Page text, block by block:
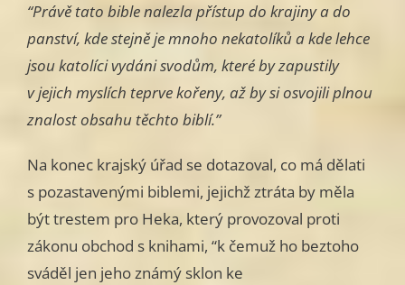
“Právě tato bible nalezla přístup do krajiny a do
panství, kde stejně je mnoho nekatolíků a kde lehce
jsou katolíci vydáni svodům, které by zapustily
v jejich myslích teprve kořeny, až by si osvojili plnou
znalost obsahu těchto biblí.”
Na konec krajský úřad se dotazoval, co má dělati
s pozastavenými biblemi, jejichž ztráta by měla
být trestem pro Heka, který provozoval proti
zákonu obchod s knihami, “k čemuž ho beztoho
sváděl jen jeho známý sklon ke